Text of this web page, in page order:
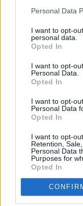
negar su
de su
rechazar tal
cualquier momento
visitando nuestra
Personal Data
I want to opt-
personal data.
Opted In
I want to opt-
Personal Data.
Opted In
I want to opt-
Personal Data
Opted In
I want to opt-
Retention,
Personal Data
Purposes for
Opted In